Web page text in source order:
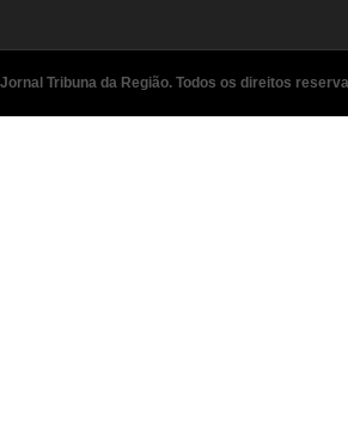
Jornal Tribuna da Região. Todos os direitos